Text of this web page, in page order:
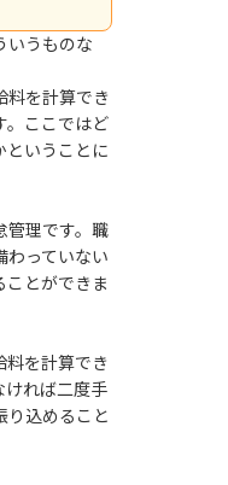
いうものな
料を計算でき
。ここではど
ということに
管理です。職
わっていない
ことができま
料を計算でき
ければ二度手
り込めること